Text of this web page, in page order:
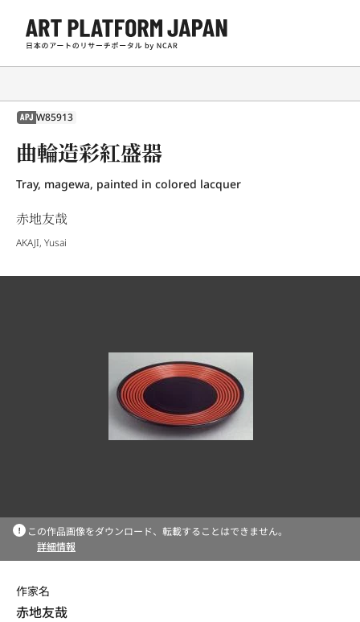
APJ W85913
曲輪造彩紅盛器
Tray, magewa, painted in colored lacquer
赤地友哉
AKAJI, Yusai
この作品画像をダウンロード、転載することはできません。
詳細情報
作家名
赤地友哉